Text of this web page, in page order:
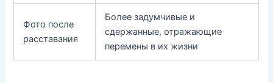
Фото после
расставания
Более задумчивые и
сдержанные, отражающие
перемены в их жизни